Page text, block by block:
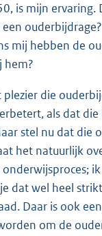
is mijn ervaring.
mij hebben de
hem?
die
als dat
stel nu dat die
het natuurlijk
dat wel heel
Daar is ook
om de